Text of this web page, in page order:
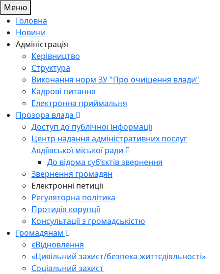
Меню
Головна
Новини
Адміністрація
Керівництво
Структура
Виконання норм ЗУ "Про очищення влади"
Кадрові питання
Електронна приймальня
Прозора влада
Доступ до публічної інформації
Центр надання адміністративних послуг
Авдіївської міської ради
До відома суб’єктів звернення
Звернення громадян
Електронні петиції
Регуляторна політика
Протидія корупції
Консультації з громадськістю
Громадянам
єВідновлення
«Цивільний захист/безпека життєдіяльності»
Соціальний захист